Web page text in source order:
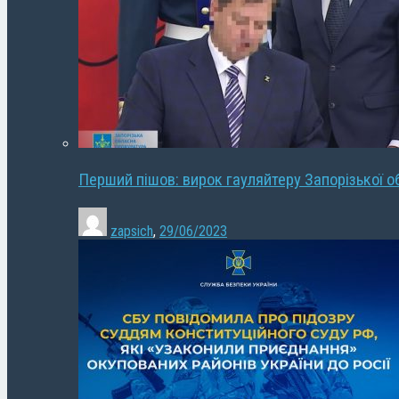
Перший пішов: вирок гауляйтеру Запорізької
zapsich, 29/06/2023